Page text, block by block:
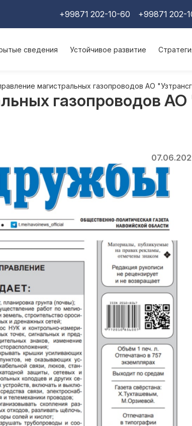
+99871 202-10-60 +99871 202-
сведения Устойчивое развитие
магистральных газопроводов АО
газопроводов АО